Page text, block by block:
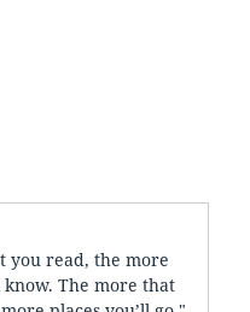
you read, the more
The more that